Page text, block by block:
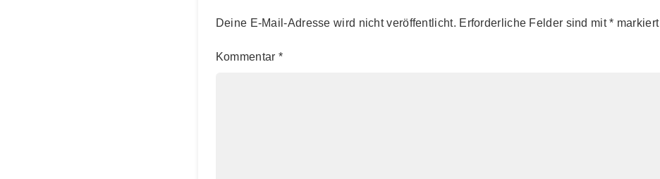
Deine E-Mail-Adresse wird nicht veröffentlicht. Erforderliche Felder sind mit* markiert
Kommentar *